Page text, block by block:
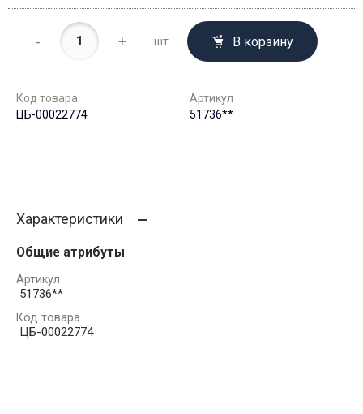
- + шт. В корзину
Код товара
ЦБ-00022774
Артикул
51736**
Характеристики
Общие атрибуты
Артикул
51736**
Код товара
ЦБ-00022774